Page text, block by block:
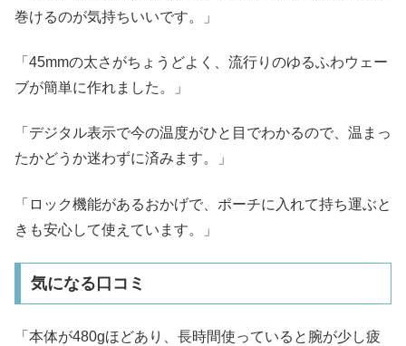
巻けるのが気持ちいいです。」
「45mmの太さがちょうどよく、流行りのゆるふわウェー
ブが簡単に作れました。」
「デジタル表示で今の温度がひと目でわかるので、温まっ
たかどうか迷わずに済みます。」
「ロック機能があるおかげで、ポーチに入れて持ち運ぶと
きも安心して使えています。」
気になる口コミ
「本体が480gほどあり、長時間使っていると腕が少し疲